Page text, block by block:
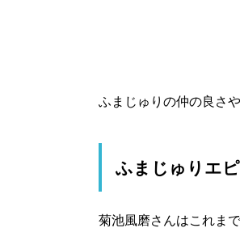
ふまじゅりの仲の良さ
ふまじゅりエ
菊池風磨さんはこれまで